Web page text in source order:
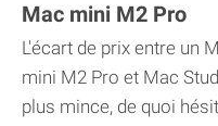
Mac mini M2 Pro
L'écart de prix entre un
mini M2 Pro et Mac
plus mince, de quoi